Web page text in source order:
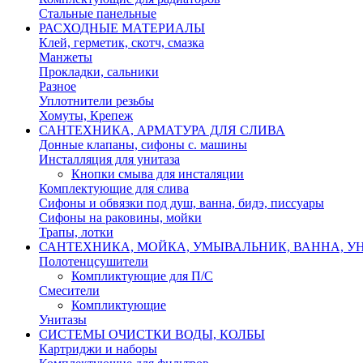
Стальные панельные
РАСХОДНЫЕ МАТЕРИАЛЫ
Клей, герметик, скотч, смазка
Манжеты
Прокладки, сальники
Разное
Уплотнители резьбы
Хомуты, Крепеж
САНТЕХНИКА, АРМАТУРА ДЛЯ СЛИВА
Донные клапаны, сифоны с. машины
Инсталляция для унитаза
Кнопки смыва для инсталяции
Комплектующие для слива
Сифоны и обвязки под душ, ванна, бидэ, писсуары
Сифоны на раковины, мойки
Трапы, лотки
САНТЕХНИКА, МОЙКА, УМЫВАЛЬНИК, ВАННА,
Полотенцсушители
Компликтующие для П/С
Смесители
Компликтующие
Унитазы
СИСТЕМЫ ОЧИСТКИ ВОДЫ, КОЛБЫ
Картриджи и наборы